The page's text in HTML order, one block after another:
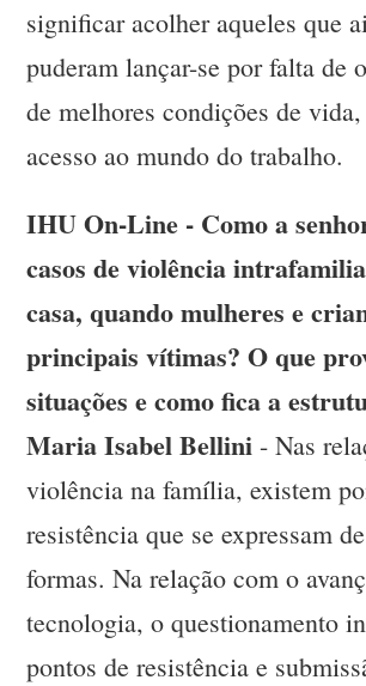
significar acolher aqueles que
puderam lançar-se por falta de
de melhores condições de
acesso ao mundo do trabalho.
IHU On-Line - Como a
casos de violência
casa, quando mulheres e
principais vítimas? O que
situações e como fica a
Maria Isabel Bellini - Nas
violência na família, existem
resistência que se expressam
formas. Na relação com o
tecnologia, o questionamento
pontos de resistência e